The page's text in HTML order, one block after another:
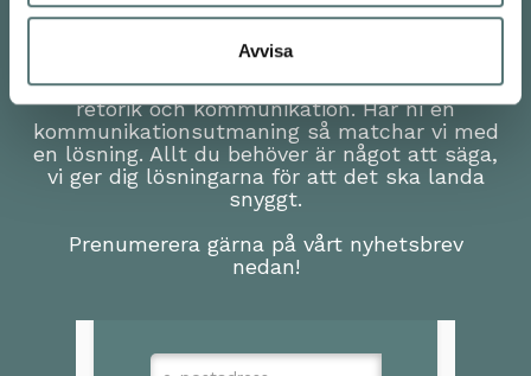
Avvisa
Vi håller kreativa utbildningar i modern
retorik och kommunikation. Har ni en
kommunikationsutmaning så matchar vi med
en lösning. Allt du behöver är något att säga,
vi ger dig lösningarna för att det ska landa
snyggt.
Prenumerera gärna på vårt nyhetsbrev
nedan!